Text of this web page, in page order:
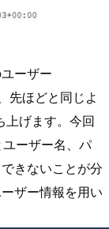
ーザー
先ほどと同じよ
上げます。今回
ーザー名、パ
きないことが分
ザー情報を用い